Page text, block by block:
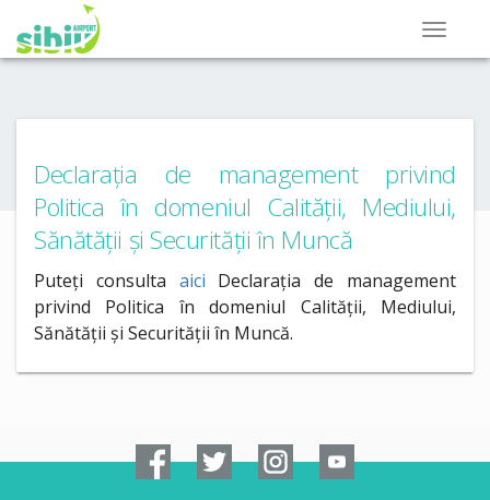
Declarația de management privind
Politica în domeniul Calității, Mediului,
Sănătății și Securității în Muncă
Puteți consulta aici Declarația de management
privind Politica în domeniul Calității, Mediului,
Sănătății și Securității în Muncă.